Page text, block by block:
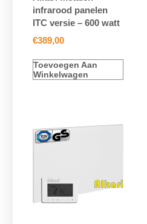
infrarood panelen
ITC versie – 600 watt
€389,00
Toevoegen Aan
Winkelwagen